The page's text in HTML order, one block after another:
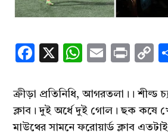
Facebook
X Email
ক্রীড়া প্রতিনিধি, আগরতলা।। শীল্ড
ক্লাব। দুই অর্ধে দুই গোল। ছক কষে
মাউথের সামনে ফরোয়ার্ড ক্লাব